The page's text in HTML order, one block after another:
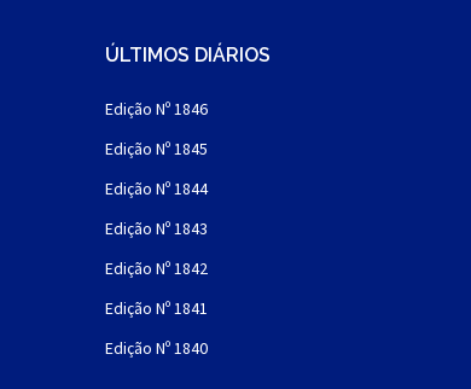
ÚLTIMOS DIÁRIOS
Edição Nº 1846
Edição Nº 1845
Edição Nº 1844
Edição Nº 1843
Edição Nº 1842
Edição Nº 1841
Edição Nº 1840